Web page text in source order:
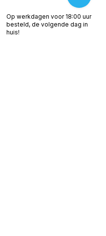
Op werkdagen voor 18:00 uur
besteld, de volgende dag in
huis!